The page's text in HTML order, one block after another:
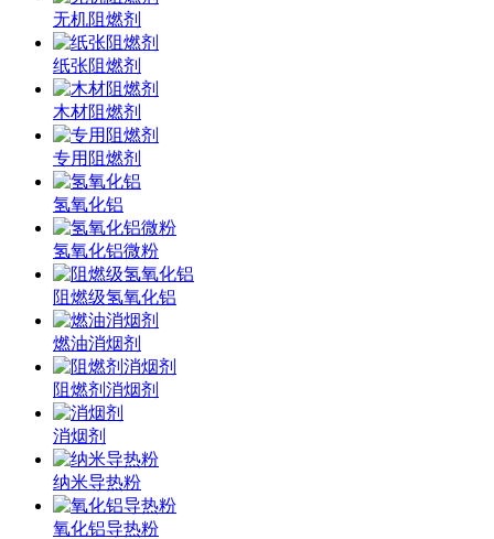
无机阻燃剂
纸张阻燃剂
木材阻燃剂
专用阻燃剂
氢氧化铝
氢氧化铝微粉
阻燃级氢氧化铝
燃油消烟剂
阻燃剂消烟剂
消烟剂
纳米导热粉
氧化铝导热粉